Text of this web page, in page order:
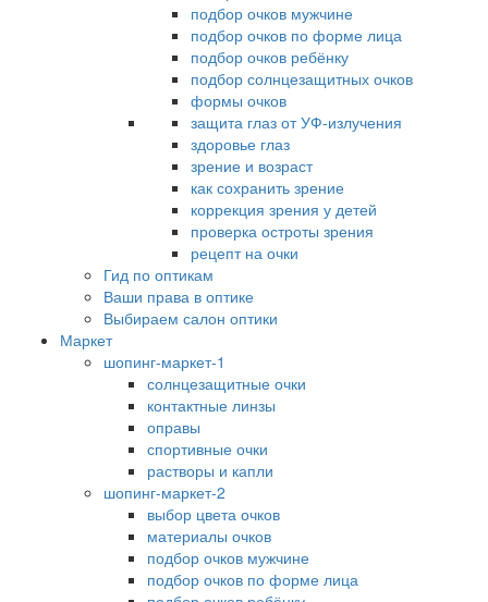
подбор очков мужчине
подбор очков по форме лица
подбор очков ребёнку
подбор солнцезащитных очков
формы очков
защита глаз от УФ-излучения
здоровье глаз
зрение и возраст
как сохранить зрение
коррекция зрения у детей
проверка остроты зрения
рецепт на очки
Гид по оптикам
Ваши права в оптике
Выбираем салон оптики
Маркет
шопинг-маркет-1
солнцезащитные очки
контактные линзы
оправы
спортивные очки
растворы и капли
шопинг-маркет-2
выбор цвета очков
материалы очков
подбор очков мужчине
подбор очков по форме лица